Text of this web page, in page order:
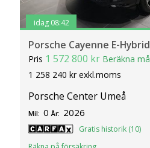
idag 08:42
Porsche Cayenne E-
Pris 1 572 800 kr Beräkna
1 258 240 kr exkl.moms
Porsche Center Umeå
Mil: 0 År: 2026
Gratis historik (10)